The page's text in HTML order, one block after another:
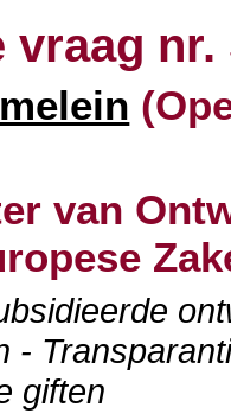
nr.
van
-
giften